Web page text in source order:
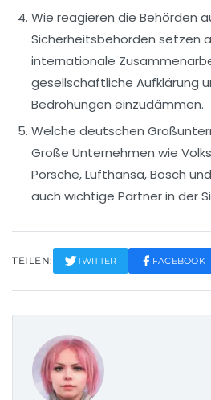
Wie reagieren die Behörden
Sicherheitsbehörden setzen
internationale
gesellschaftliche Aufklärung
Bedrohungen einzudämmen.
Welche deutschen
Große Unternehmen wie
Porsche, Lufthansa, Bosch
auch wichtige Partner in der
TEILEN: TWITTER FACEBOOK